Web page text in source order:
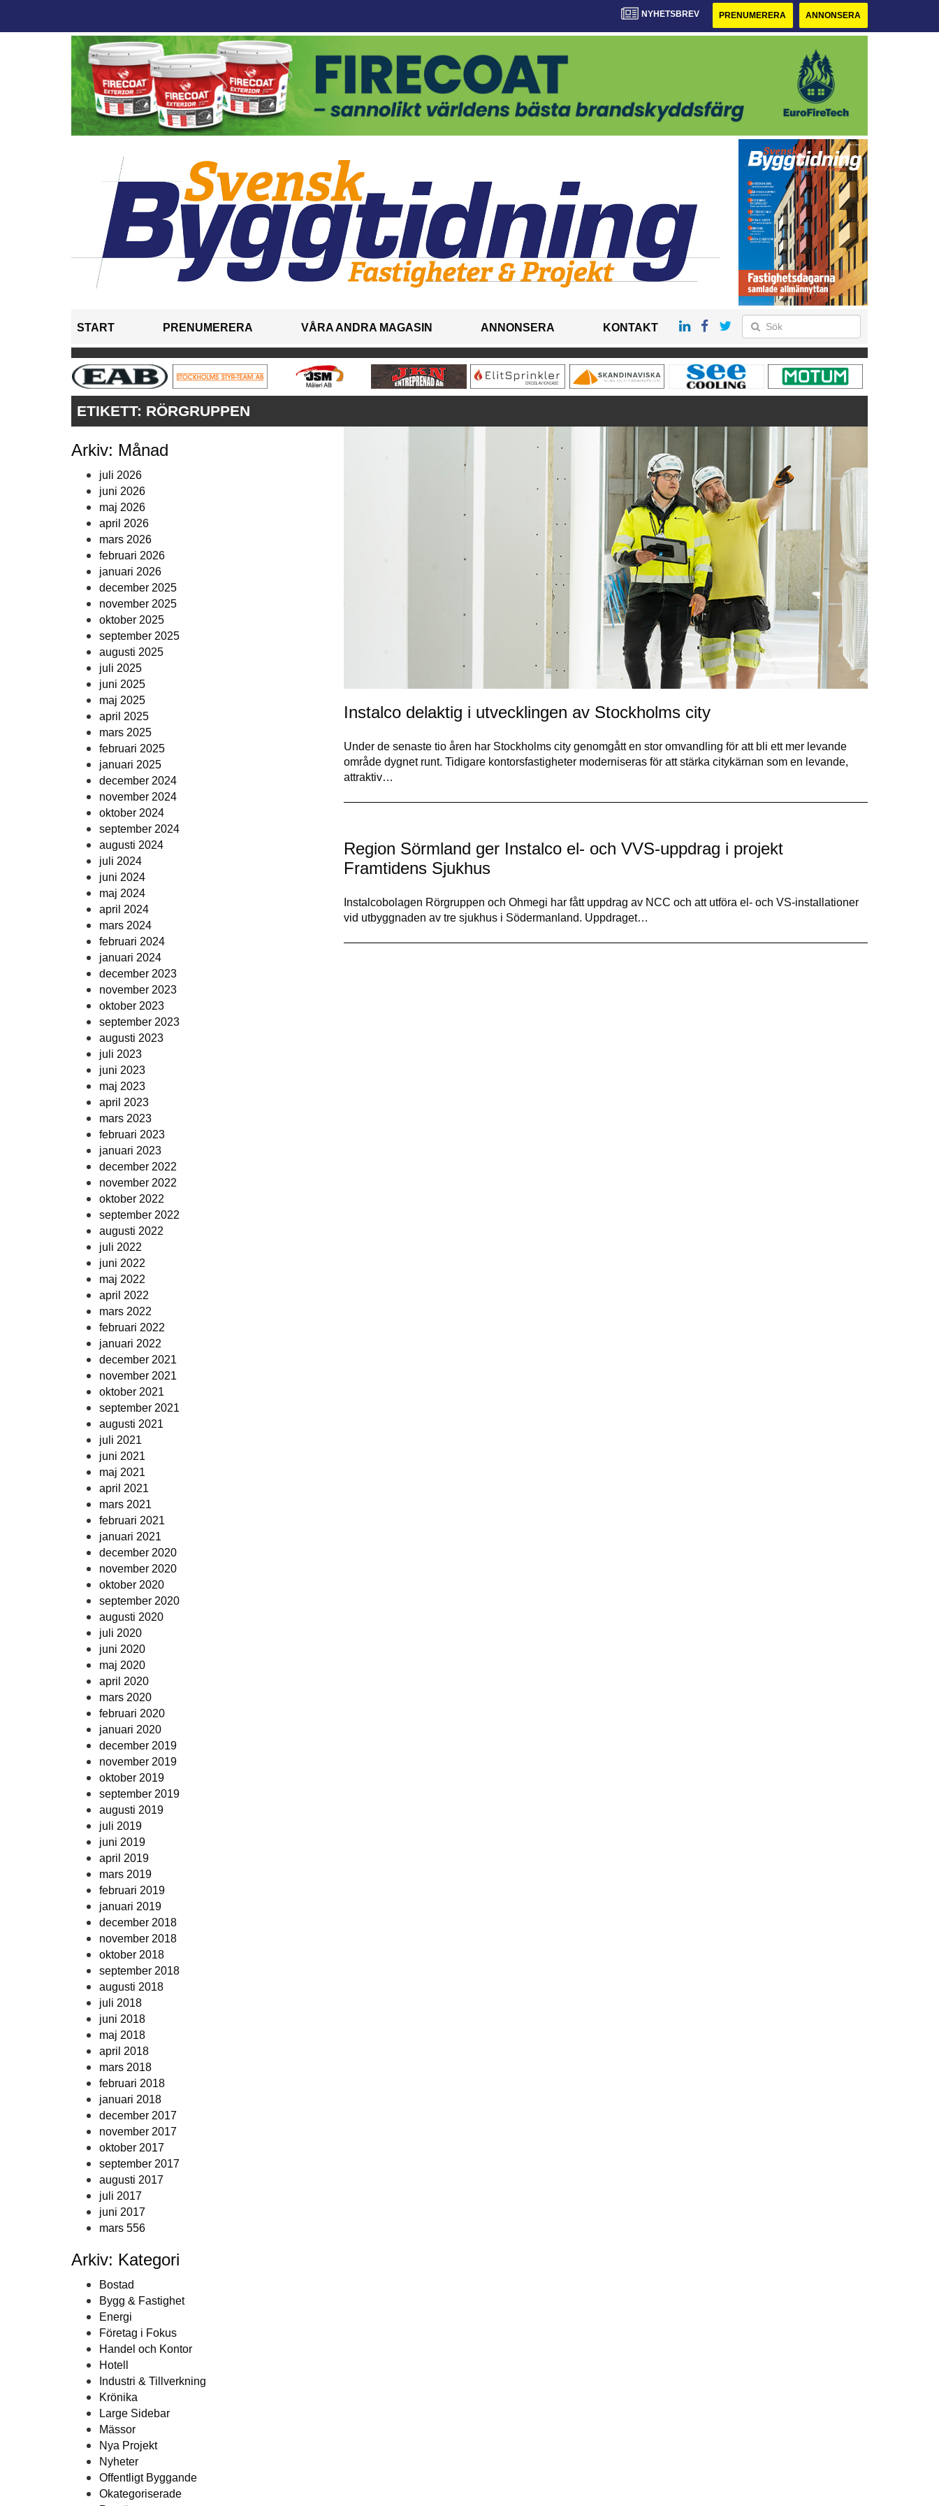
NYHETSBREV PRENUMERERA ANNONSERA
START PRENUMERERA VÅRA ANDRA MAGASIN ANNONSERA KONTAKT
ETIKETT: RÖRGRUPPEN
Arkiv: Månad
juli 2026
juni 2026
maj 2026
april 2026
mars 2026
februari 2026
januari 2026
december 2025
november 2025
oktober 2025
september 2025
augusti 2025
juli 2025
juni 2025
maj 2025
april 2025
mars 2025
februari 2025
januari 2025
december 2024
november 2024
oktober 2024
september 2024
augusti 2024
juli 2024
juni 2024
maj 2024
april 2024
mars 2024
februari 2024
januari 2024
december 2023
november 2023
oktober 2023
september 2023
augusti 2023
juli 2023
juni 2023
maj 2023
april 2023
mars 2023
februari 2023
januari 2023
december 2022
november 2022
oktober 2022
september 2022
augusti 2022
juli 2022
juni 2022
maj 2022
april 2022
mars 2022
februari 2022
januari 2022
december 2021
november 2021
oktober 2021
september 2021
augusti 2021
juli 2021
juni 2021
maj 2021
april 2021
mars 2021
februari 2021
januari 2021
december 2020
november 2020
oktober 2020
september 2020
augusti 2020
juli 2020
juni 2020
maj 2020
april 2020
mars 2020
februari 2020
januari 2020
december 2019
november 2019
oktober 2019
september 2019
augusti 2019
juli 2019
juni 2019
april 2019
mars 2019
februari 2019
januari 2019
december 2018
november 2018
oktober 2018
september 2018
augusti 2018
juli 2018
juni 2018
maj 2018
april 2018
mars 2018
februari 2018
januari 2018
december 2017
november 2017
oktober 2017
september 2017
augusti 2017
juli 2017
juni 2017
mars 556
Arkiv: Kategori
Bostad
Bygg & Fastighet
Energi
Företag i Fokus
Handel och Kontor
Hotell
Industri & Tillverkning
Krönika
Large Sidebar
Mässor
Nya Projekt
Nyheter
Offentligt Byggande
Okategoriserade
Instalco delaktig i utvecklingen av Stockholms city
Under de senaste tio åren har Stockholms city genomgått en stor omvandling för att bli ett mer levande
område dygnet runt. Tidigare kontorsfastigheter moderniseras för att stärka citykärnan som en levande,
attraktiv…
Region Sörmland ger Instalco el- och VVS-uppdrag i projekt
Framtidens Sjukhus
Instalcobolagen Rörgruppen och Ohmegi har fått uppdrag av NCC och att utföra el- och VS-installationer
vid utbyggnaden av tre sjukhus i Södermanland. Uppdraget…